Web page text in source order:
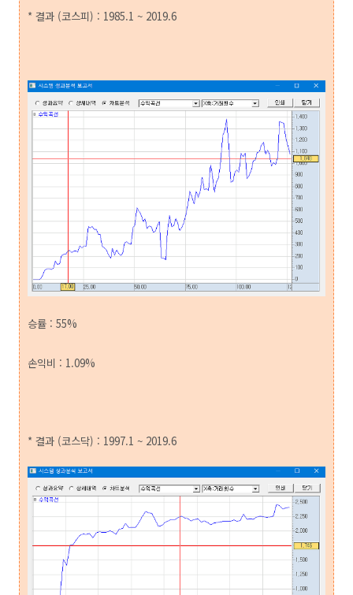
* 결과 (코스피) : 1985.1 ~ 2019.6
승률 : 55%
손익비 : 1.09%
* 결과 (코스닥) : 1997.1 ~ 2019.6